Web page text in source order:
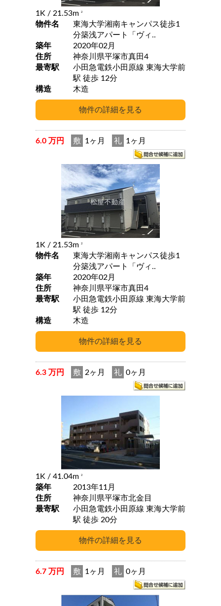
1K / 21.53m 2
物件名
東海大学湘南キャンパス徒歩1
分築浅アパート「ヴィ..
築年
2020年02月
住所
神奈川県平塚市真田4
最寄駅
小田急電鉄小田原線 東海大学前
駅 徒歩 12分
構造
木造
6.0 万円 敷 1ヶ月 礼 1ヶ月
1K / 21.53m 2
物件名
東海大学湘南キャンパス徒歩1
分築浅アパート「ヴィ..
築年
2020年02月
住所
神奈川県平塚市真田4
最寄駅
小田急電鉄小田原線 東海大学前
駅 徒歩 12分
構造
木造
6.3 万円 敷 2ヶ月 礼 0ヶ月
1K / 41.04m 2
築年
2013年11月
住所
神奈川県平塚市北金目
最寄駅
小田急電鉄小田原線 東海大学前
駅 徒歩 20分
6.7 万円 敷 1ヶ月 礼 0ヶ月